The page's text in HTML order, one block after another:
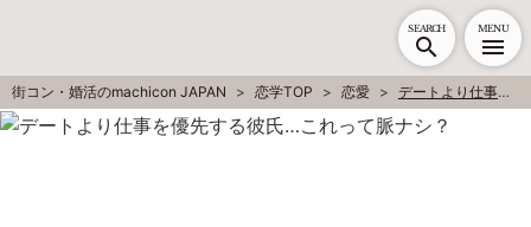
SEARCH MENU
街コン・婚活のmachicon JAPAN 恋学TOP 恋愛 デートより仕事を優先する彼氏…これって脈ナシ？